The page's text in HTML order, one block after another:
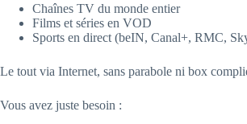
Chaînes TV du monde entier
Films et séries en VOD
Sports en direct (beIN, Canal+, RMC,
Le tout via Internet, sans parabole ni box
Vous avez juste besoin :